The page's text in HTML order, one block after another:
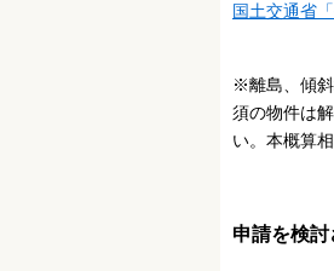
国土交通省
※離島、傾
須の物件は
い。本概算
申請を検